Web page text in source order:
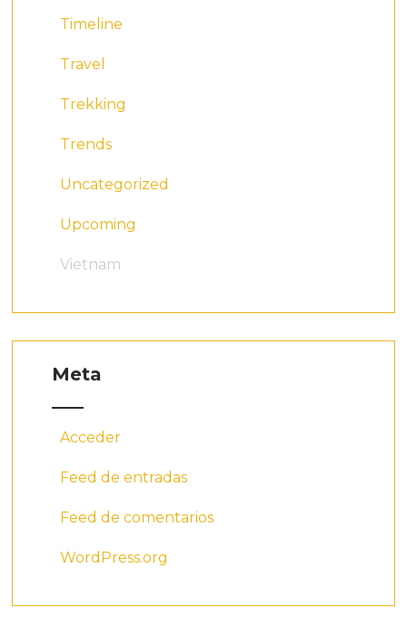
Timeline
Travel
Trekking
Trends
Uncategorized
Upcoming
Vietnam
Meta
Acceder
Feed de entradas
Feed de comentarios
WordPress.org